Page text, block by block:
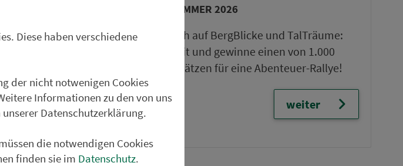
VGN-SOMMER 2026
Freu dich auf BergBlicke und TalTräume:
Mach mit und gewinne einen von 1.000
Team-Plätzen für eine Abenteuer-Rallye!
weiter
Diese haben verschiedene
der nicht notwenigen Cookies
Informationen zu den von uns
Datenschutzerklärung.
die notwendigen Cookies
finden sie im Datenschutz.